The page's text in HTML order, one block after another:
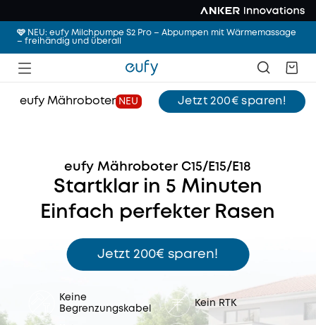
🩷 NEU: eufy Milchpumpe S2 Pro – Abpumpen mit Wärmemassage
– freihändig und überall
eufy Mähroboter NEU Jetzt 200€ sparen!
eufy Mähroboter C15/E15/E18
Startklar in 5 Minuten
Einfach perfekter Rasen
Jetzt 200€ sparen!
Keine
Begrenzungskabel
Kein RTK